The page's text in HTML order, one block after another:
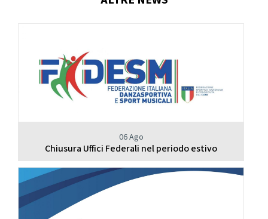
06 Ago
Chiusura Uffici Federali nel periodo estivo